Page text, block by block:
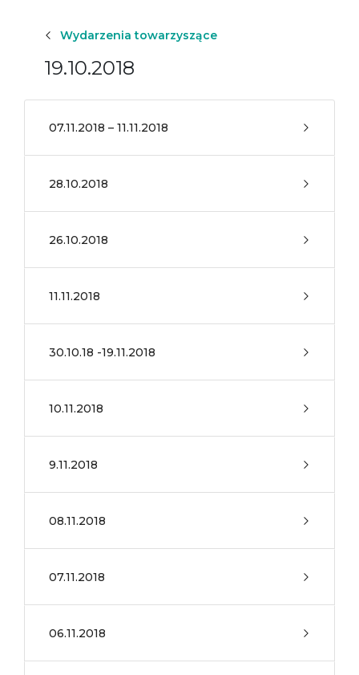
Wydarzenia towarzyszące
19.10.2018
07.11.2018 – 11.11.2018
28.10.2018
26.10.2018
11.11.2018
30.10.18 -19.11.2018
10.11.2018
9.11.2018
08.11.2018
07.11.2018
06.11.2018